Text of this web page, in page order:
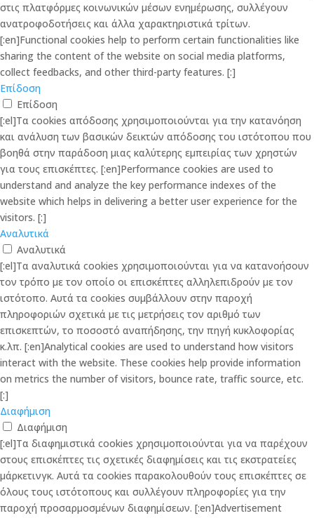
στις πλατφόρμες κοινωνικών μέσων ενημέρωσης, συλλέγουν
ανατροφοδοτήσεις και άλλα χαρακτηριστικά τρίτων.
[:en]Functional cookies help to perform certain functionalities like
sharing the content of the website on social media platforms,
collect feedbacks, and other third-party features. [:]
Επίδοση
Επίδοση
[:el]Τα cookies απόδοσης χρησιμοποιούνται για την κατανόηση
και ανάλυση των βασικών δεικτών απόδοσης του ιστότοπου που
βοηθά στην παράδοση μιας καλύτερης εμπειρίας των χρηστών
για τους επισκέπτες. [:en]Performance cookies are used to
understand and analyze the key performance indexes of the
website which helps in delivering a better user experience for the
visitors. [:]
Αναλυτικά
Αναλυτικά
[:el]Τα αναλυτικά cookies χρησιμοποιούνται για να κατανοήσουν
τον τρόπο με τον οποίο οι επισκέπτες αλληλεπιδρούν με τον
ιστότοπο. Αυτά τα cookies συμβάλλουν στην παροχή
πληροφοριών σχετικά με τις μετρήσεις τον αριθμό των
επισκεπτών, το ποσοστό αναπήδησης, την πηγή κυκλοφορίας
κ.λπ. [:en]Analytical cookies are used to understand how visitors
interact with the website. These cookies help provide information
on metrics the number of visitors, bounce rate, traffic source, etc.
[:]
Διαφήμιση
Διαφήμιση
[:el]Τα διαφημιστικά cookies χρησιμοποιούνται για να παρέχουν
στους επισκέπτες τις σχετικές διαφημίσεις και τις εκστρατείες
μάρκετινγκ. Αυτά τα cookies παρακολουθούν τους επισκέπτες σε
όλους τους ιστότοπους και συλλέγουν πληροφορίες για την
παροχή προσαρμοσμένων διαφημίσεων. [:en]Advertisement